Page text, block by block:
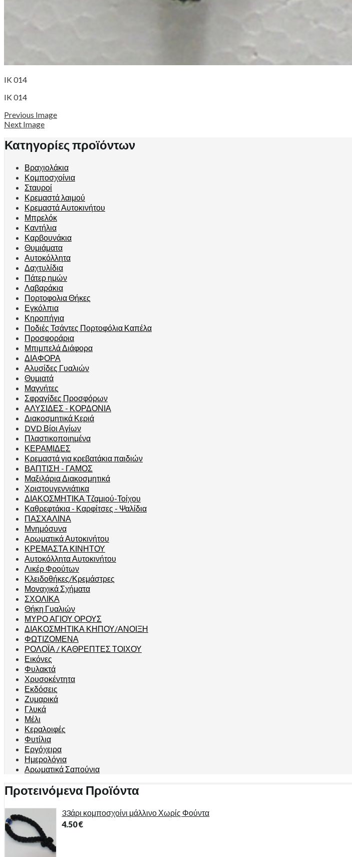
IK 014
IK 014
Previous Image
Next Image
Κατηγορίες προϊόντων
Βραχιολάκια
Κομποσχοίνια
Σταυροί
Κρεμαστά λαιμού
Κρεμαστά Αυτοκινήτου
Μπρελόκ
Καντήλια
Καρβουνάκια
Θυμιάματα
Αυτοκόλλητα
Δαχτυλίδια
Πάτερ ημών
Λαβαράκια
Πορτοφολια Θήκες
Εγκόλπια
Κηροπήγια
Ποδιές Τσάντες Πορτοφόλια Καπέλα
Προσφοράρια
Μπιμπελά Διάφορα
ΔΙΑΦΟΡΑ
Αλυσίδες Γυαλιών
Θυμιατά
Μαγνήτες
Σφραγίδες Προσφόρων
ΑΛΥΣΙΔΕΣ - ΚΟΡΔΟΝΙΑ
Διακοσμητικά Κεριά
DVD Βίοι Αγίων
Πλαστικοποιημένα
ΚΕΡΑΜΙΔΕΣ
Κρεμαστά για κρεβατάκια παιδιών
ΒΑΠΤΙΣΗ - ΓΑΜΟΣ
Μαξιλάρια Διακοσμητικά
Χριστουγεννιάτικα
ΔΙΑΚΟΣΜΗΤΙΚΑ Τζαμιού-Τοίχου
Καθρεφτάκια - Καρφίτσες - Ψαλίδια
ΠΑΣΧΑΛΙΝΑ
Μνημόσυνα
Αρωματικά Αυτοκινήτου
ΚΡΕΜΑΣΤΑ ΚΙΝΗΤΟΥ
Αυτοκόλλητα Αυτοκινήτου
Λικέρ Φρούτων
Κλειδοθήκες/Κρεμάστρες
Μοναχικά Σχήματα
ΣΧΟΛΙΚΑ
Θήκη Γυαλιών
ΜΥΡΟ ΑΓΙΟΥ ΟΡΟΥΣ
ΔΙΑΚΟΣΜΗΤΙΚΑ ΚΗΠΟΥ/ΑΝΟΙΞΗ
ΦΩΤΙΖΟΜΕΝΑ
ΡΟΛΟΪΑ / ΚΑΘΡΕΠΤΕΣ ΤΟΙΧΟΥ
Εικόνες
Φυλακτά
Χρυσοκέντητα
Εκδόσεις
Ζυμαρικά
Γλυκά
Μέλι
Κεραλοιφές
Φυτίλια
Εργόχειρα
Ημερολόγια
Αρωματικά Σαπούνια
Προτεινόμενα Προϊόντα
33άρι κομποσχοίνι μάλλινο Χωρίς Φούντα
4.50€